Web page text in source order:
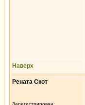
Наверх
Рената Скот
Зарегистрирован: